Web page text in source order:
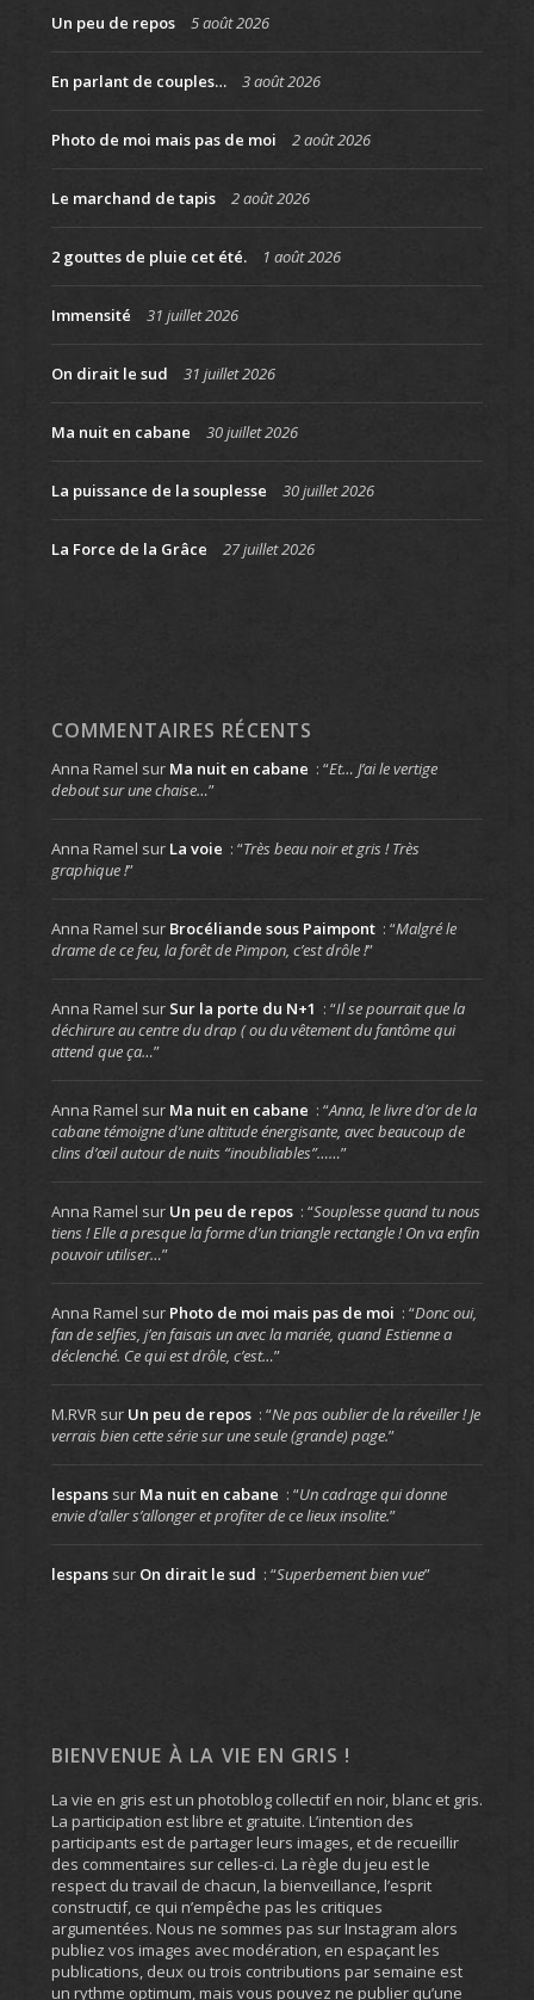
Un peu de repos 5 août 2026
En parlant de couples… 3 août 2026
Photo de moi mais pas de moi 2 août 2026
Le marchand de tapis 2 août 2026
2 gouttes de pluie cet été. 1 août 2026
Immensité 31 juillet 2026
On dirait le sud 31 juillet 2026
Ma nuit en cabane 30 juillet 2026
La puissance de la souplesse 30 juillet 2026
La Force de la Grâce 27 juillet 2026
COMMENTAIRES RÉCENTS
Anna Ramel sur Ma nuit en cabane : “Et… J’ai le vertige
debout sur une chaise…”
Anna Ramel sur La voie : “Très beau noir et gris ! Très
graphique !”
Anna Ramel sur Brocéliande sous Paimpont : “Malgré le
drame de ce feu, la forêt de Pimpon, c’est drôle !”
Anna Ramel sur Sur la porte du N+1 : “Il se pourrait que la
déchirure au centre du drap ( ou du vêtement du fantôme qui
attend que ça…”
Anna Ramel sur Ma nuit en cabane : “Anna, le livre d’or de la
cabane témoigne d’une altitude énergisante, avec beaucoup de
clins d’œil autour de nuits “inoubliables”……”
Anna Ramel sur Un peu de repos : “Souplesse quand tu nous
tiens ! Elle a presque la forme d’un triangle rectangle ! On va enfin
pouvoir utiliser…”
Anna Ramel sur Photo de moi mais pas de moi : “Donc oui,
fan de selfies, j’en faisais un avec la mariée, quand Estienne a
déclenché. Ce qui est drôle, c’est…”
M.RVRsur Un peu de repos : “Ne pas oublier de la réveiller ! Je
verrais bien cette série sur une seule (grande) page.”
lespanssur Ma nuit en cabane : “Un cadrage qui donne
envie d’aller s’allonger et profiter de ce lieux insolite.”
lespanssur On dirait le sud : “Superbement bien vue”
BIENVENUE À LA VIE EN GRIS !
La vie en gris est un photoblog collectif en noir, blanc et gris.
La participation est libre et gratuite. L’intention des
participants est de partager leurs images, et de recueillir
des commentaires sur celles-ci. La règle du jeu est le
respect du travail de chacun, la bienveillance, l’esprit
constructif, ce qui n’empêche pas les critiques
argumentées. Nous ne sommes pas sur Instagram alors
publiez vos images avec modération, en espaçant les
publications, deux ou trois contributions par semaine est
un rythme optimum, mais vous pouvez ne publier qu’une